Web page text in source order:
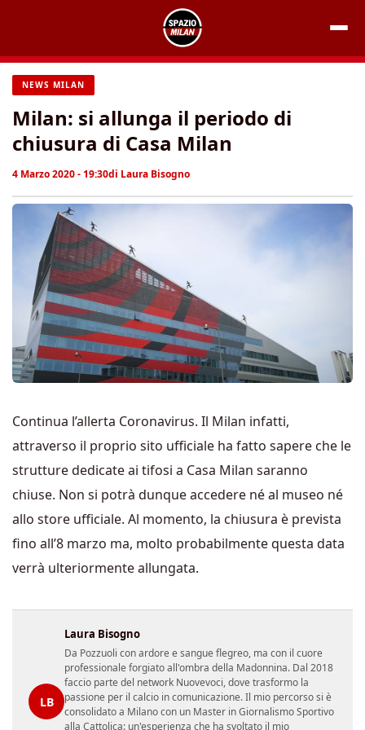
contenuto
NEWS MILAN
Milan: si allunga il periodo di
chiusura di Casa Milan
4 Marzo 2020 - 19:30di Laura Bisogno
Continua l’allerta Coronavirus. Il Milan infatti,
attraverso il proprio sito ufficiale ha fatto sapere che le
strutture dedicate ai tifosi a Casa Milan saranno
chiuse. Non si potrà dunque accedere né al museo né
allo store ufficiale. Al momento, la chiusura è prevista
fino all’8 marzo ma, molto probabilmente questa data
verrà ulteriormente allungata.
LB
Laura Bisogno
Da Pozzuoli con ardore e sangue flegreo, ma con il cuore
professionale forgiato all'ombra della Madonnina. Dal 2018
faccio parte del network Nuovevoci, dove trasformo la
passione per il calcio in comunicazione. Il mio percorso si è
consolidato a Milano con un Master in Giornalismo Sportivo
alla Cattolica: un'esperienza che ha svoltato il mio